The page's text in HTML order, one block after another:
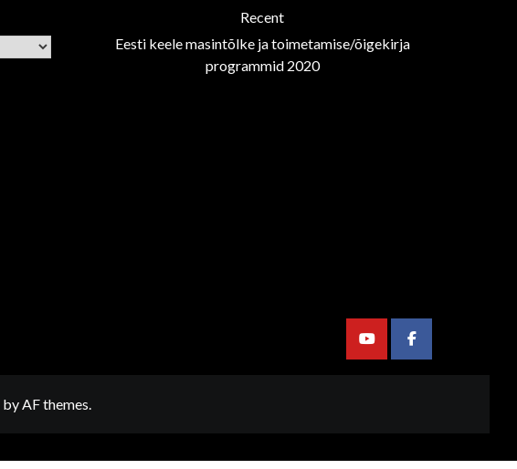
Recent
Eesti keele masintõlke ja toimetamise/õigekirja
programmid 2020
YoutubeFacebook
by AF themes.